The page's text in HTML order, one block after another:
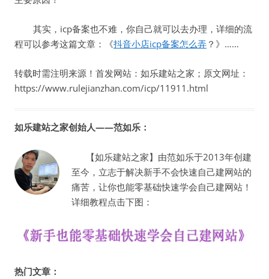
其实，icp备案也不难，你自己就可以去办理，详细的流
程可以参考这篇文章：《抖音小店icp备案怎么弄 ？》……
转载时需注明来源！首发网站：如乐建站之家；原文网址：
https://www.rulejianzhan.com/icp/11911.html
如乐建站之家创始人——范如乐：
【如乐建站之家】由范如乐于2013年创建
至今，立志于解决新手不会快速自己建网站的
痛苦，让你也能零基础快速学会自己建网站！
详细教程点击下图：
热门文章：